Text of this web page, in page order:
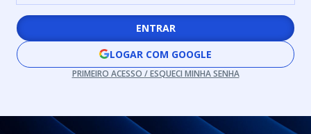
ENTRAR
LOGAR COM GOOGLE
PRIMEIRO ACESSO / ESQUECI MINHA SENHA